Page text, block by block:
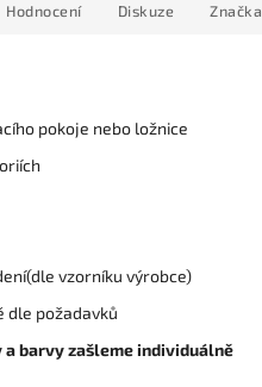
Hodnocení Diskuze Značka
pokoje nebo ložnice
vzorníku výrobce)
dle požadavků
barvy zašleme individuálně